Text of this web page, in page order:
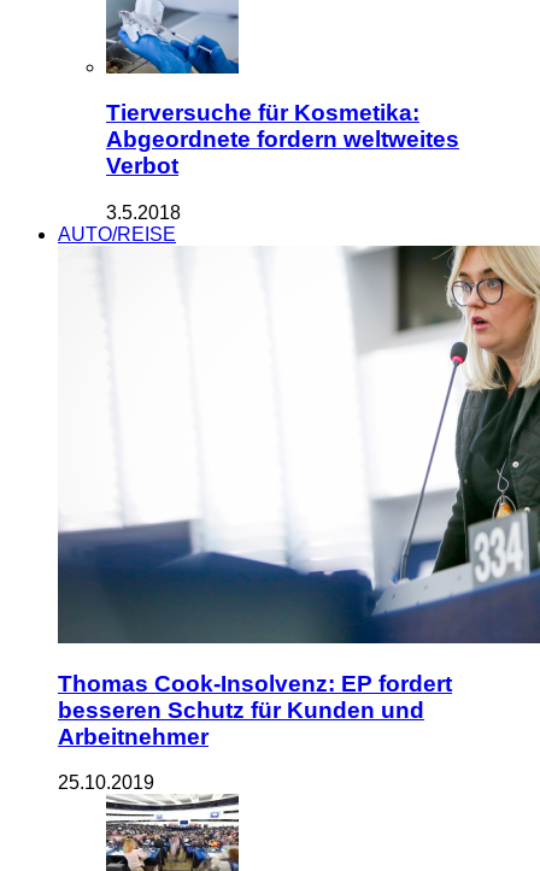
Tierversuche für Kosmetika:
Abgeordnete fordern weltweites
Verbot
3.5.2018
AUTO/REISE
Thomas Cook-Insolvenz: EP fordert
besseren Schutz für Kunden und
Arbeitnehmer
25.10.2019